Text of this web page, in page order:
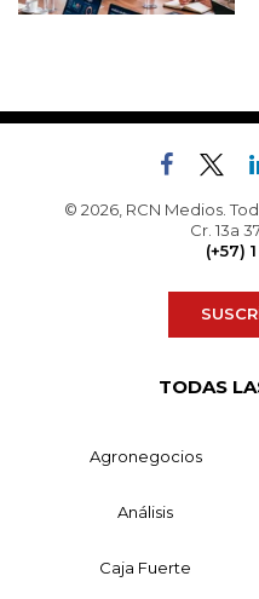
© 2026, RCN Medios.
Cr. 13a
(+57)
TODAS
Agronegocios
Análisis
Caja Fuerte